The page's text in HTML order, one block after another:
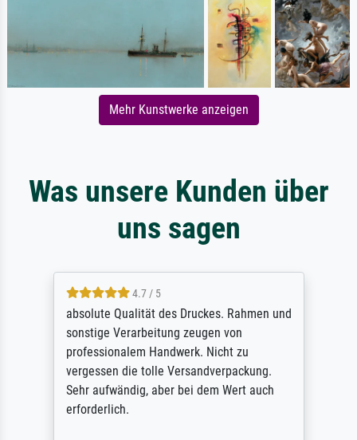
Mehr Kunstwerke anzeigen
Was unsere Kunden über
uns sagen
4.7 / 5
absolute Qualität des Druckes. Rahmen und
sonstige Verarbeitung zeugen von
professionalem Handwerk. Nicht zu
vergessen die tolle Versandverpackung.
Sehr aufwändig, aber bei dem Wert auch
erforderlich.